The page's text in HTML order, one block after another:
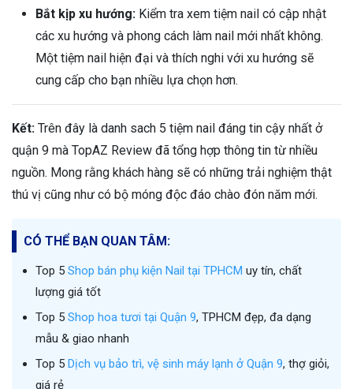
Bắt kịp xu hướng: Kiểm tra xem tiệm nail có cập nhật
các xu hướng và phong cách làm nail mới nhất không.
Một tiệm nail hiện đại và thích nghi với xu hướng sẽ
cung cấp cho bạn nhiều lựa chọn hơn.
Kết: Trên đây là danh sach 5 tiệm nail đáng tin cậy nhất ở
quận 9 mà TopAZ Review đã tổng hợp thông tin từ nhiều
nguồn. Mong rằng khách hàng sẽ có những trải nghiệm thật
thú vị cũng như có bộ móng độc đáo chào đón năm mới.
CÓ THỂ BẠN QUAN TÂM:
Top 5 Shop bán phụ kiện Nail tại TPHCM uy tín, chất
lượng giá tốt
Top 5 Shop hoa tươi tại Quận 9, TPHCM đẹp, đa dạng
mẫu & giao nhanh
Top 5 Dịch vụ bảo trì, vệ sinh máy lạnh ở Quận 9, thợ giỏi,
giá rẻ